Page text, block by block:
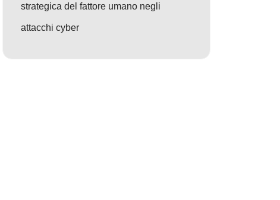
Anche Oracle risolve un'enorme lista di problemi di sicurezza
strategica del fattore umano negli
attacchi cyber